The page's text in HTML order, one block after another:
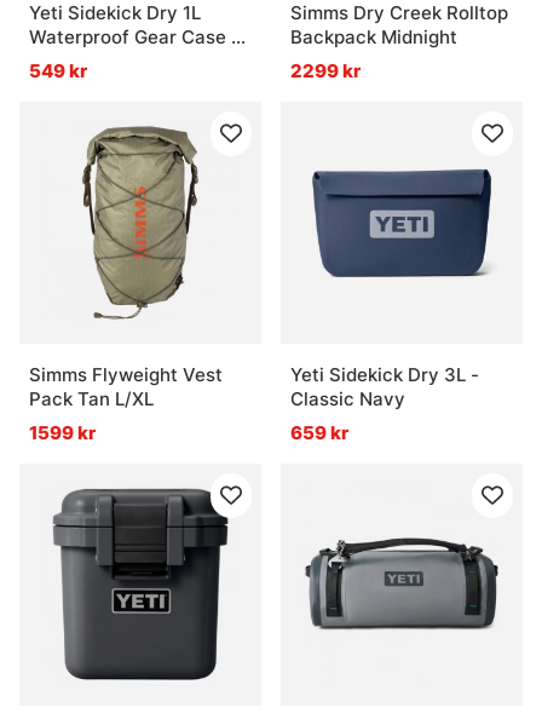
Yeti Sidekick Dry 1L
Waterproof Gear Case -
Charcoal
549 kr
Simms Dry Creek Rolltop
Backpack Midnight
2299 kr
Simms Flyweight Vest
Pack Tan L/XL
1599 kr
Yeti Sidekick Dry 3L -
Classic Navy
659 kr